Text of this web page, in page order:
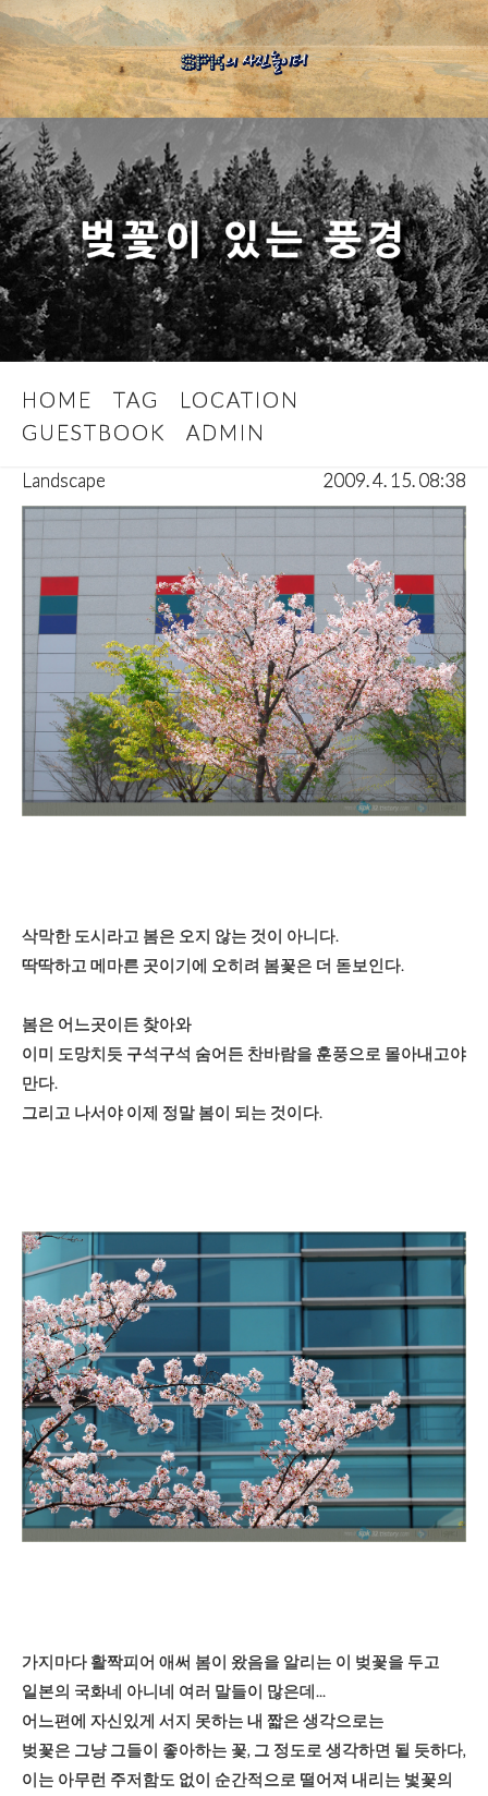
벚꽃이 있는 풍경
HOME TAG
LOCATION
GUESTBOOK
ADMIN
Landscape 2009. 4. 15. 08:38
삭막한 도시라고 봄은 오지 않는 것이 아니다.
딱딱하고 메마른 곳이기에 오히려 봄꽃은 더 돋보인다.
봄은 어느곳이든 찾아와
이미 도망치듯 구석구석 숨어든 찬바람을 훈풍으로 몰아내고야
만다.
그리고 나서야 이제 정말 봄이 되는 것이다.
가지마다 활짝피어 애써 봄이 왔음을 알리는 이 벚꽃을 두고
일본의 국화네 아니네 여러 말들이 많은데...
어느편에 자신있게 서지 못하는 내 짧은 생각으로는
벚꽃은 그냥 그들이 좋아하는 꽃, 그 정도로 생각하면 될 듯하다,
이는 아무런 주저함도 없이 순간적으로 떨어져 내리는 벛꽃의